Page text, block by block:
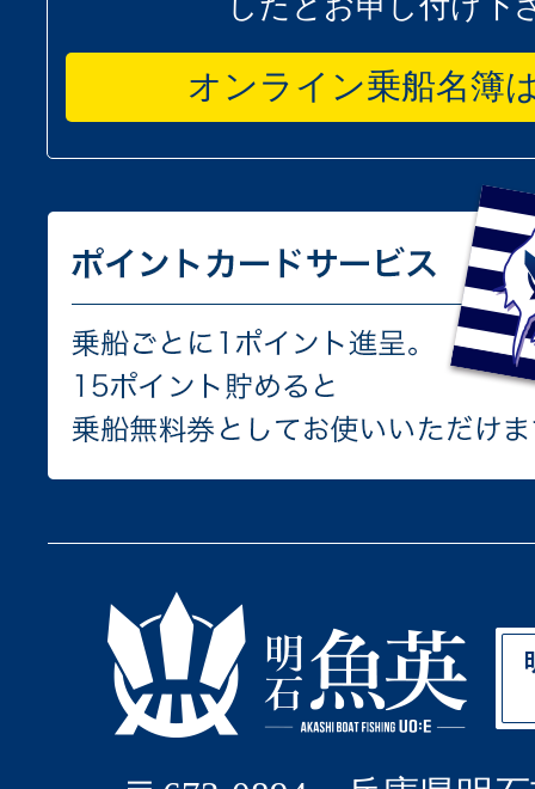
したとお申し付け下
オンライン乗船名簿